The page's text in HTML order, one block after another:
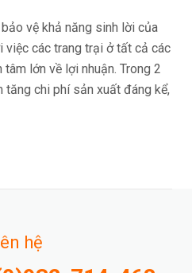
vệ khả năng sinh lời của
các trang trại ở tất cả các
lớn về lợi nhuận. Trong 2
tăng chi phí sản xuất đáng kể,
hệ